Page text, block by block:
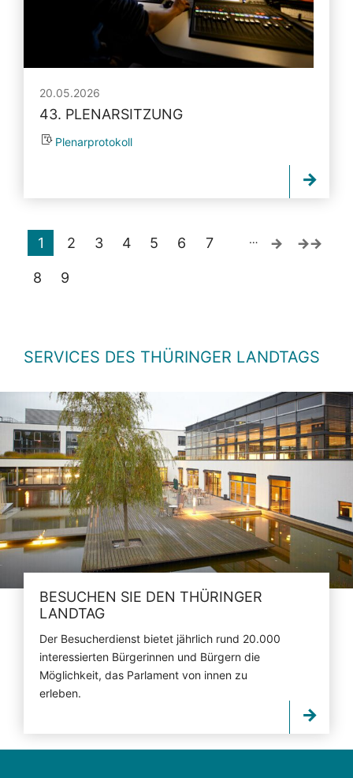
20.05.2026
43. PLENARSITZUNG
Plenarprotokoll
1 2 3 4 5 6 7
8 9
…
SERVICES DES THÜRINGER LANDTAGS
BESUCHEN SIE DEN THÜRINGER
LANDTAG
Der Besucherdienst bietet jährlich rund 20.000
interessierten Bürgerinnen und Bürgern die
Möglichkeit, das Parlament von innen zu
erleben.